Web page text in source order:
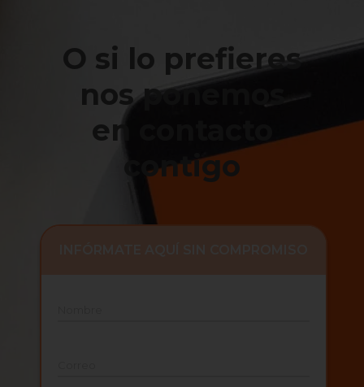
O si lo prefieres
nos ponemos
en contacto
contigo